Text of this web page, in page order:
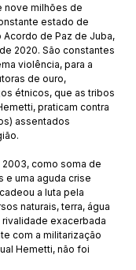
nove milhões de
estado de
de Paz de Juba,
2020. São constantes
violência, para a
de ouro,
étnicos, que as tribos
praticam contra
assentados
como soma de
e uma aguda crise
a luta pela
naturais, terra, água
exacerbada
com a militarização
Hemetti, não foi